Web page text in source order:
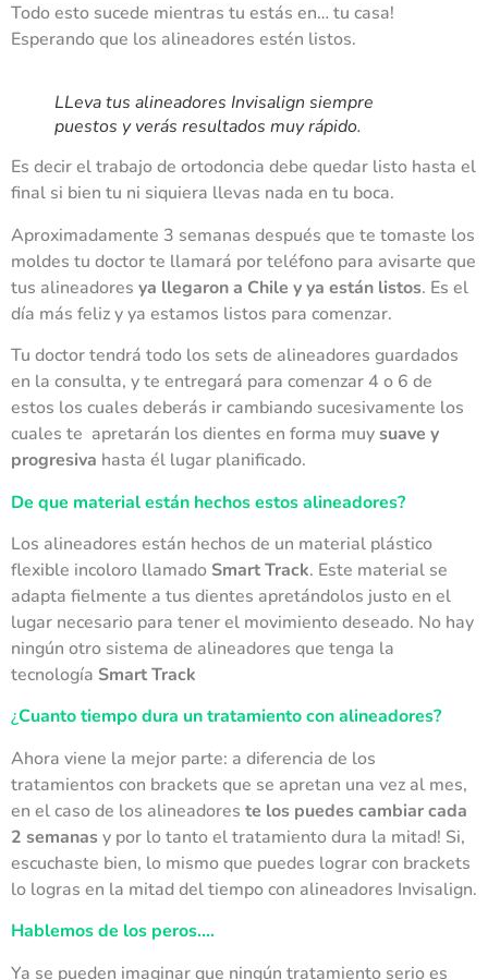
Todo esto sucede mientras tu estás en… tu casa!
Esperando que los alineadores estén listos.
LLeva tus alineadores Invisalign siempre
puestos y verás resultados muy rápido.
Es decir el trabajo de ortodoncia debe quedar listo hasta el
final si bien tu ni siquiera llevas nada en tu boca.
Aproximadamente 3 semanas después que te tomaste los
moldes tu doctor te llamará por teléfono para avisarte que
tus alineadores ya llegaron a Chile y ya están listos. Es el
día más feliz y ya estamos listos para comenzar.
Tu doctor tendrá todo los sets de alineadores guardados
en la consulta, y te entregará para comenzar 4 o 6 de
estos los cuales deberás ir cambiando sucesivamente los
cuales te apretarán los dientes en forma muysuave y
progresiva hasta él lugar planificado.
De que material están hechos estos alineadores?
Los alineadores están hechos de un material plástico
flexible incoloro llamado Smart Track. Este material se
adapta fielmente a tus dientes apretándolos justo en el
lugar necesario para tener el movimiento deseado. No hay
ningún otro sistema de alineadores que tenga la
tecnología Smart Track
¿Cuanto tiempo dura un tratamiento con alineadores?
Ahora viene la mejor parte: a diferencia de los
tratamientos con brackets que se apretan una vez al mes,
en el caso de los alineadores te los puedes cambiar cada
2 semanasy por lo tanto el tratamiento dura la mitad! Si,
escuchaste bien, lo mismo que puedes lograr con brackets
lo logras en la mitad del tiempo con alineadores Invisalign.
Hablemos de los peros….
Ya se pueden imaginar que ningún tratamiento serio es